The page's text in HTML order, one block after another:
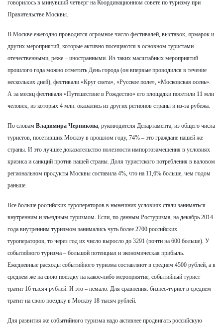
говорилось в минувший четверг на Координационном совете по туризму при
Правительстве Москвы.
В Москве ежегодно проводится огромное число фестивалей, выставок, ярмарок и
других мероприятий, которые активно посещаются в основном туристами
отечественными, реже – иностранными. Из таких масштабных мероприятий
прошлого года можно отметить День города (он впервые проводился в течение
нескольких дней), фестивали «Круг света», «Русское поле», «Московская осень».
А за месяц фестиваля «Путешествие в Рождество» его площадки посетили 11 млн
человек, из которых 4 млн. оказались из других регионов страны и из-за рубежа.
По словам Владимира Черникова , руководителя Департамента, из общего числа
туристов, посетивших Москву в прошлом году, 74% – это граждане нашей же
страны. И это лучшее доказательство полезности импортозамещения в условиях
кризиса и санкций против нашей страны. Доля туристского потребления в валовом
региональном продукты Москвы составила 4%, что на 11,6% больше, чем годом
раньше.
Все больше российских туроператоров в нынешних условиях стали заниматься
внутренним и въездным туризмом. Если, по данным Ростуризма, на декабрь 2014
года внутренним туризмом занимались чуть более 2700 российских
туроператоров, то через год их число выросло до 3291 (почти на 600 больше). У
событийного туризма – большой потенциал и экономическая прибыль.
Ежедневные расходы событийного туризма составляют в среднем 4500 рублей, а в
среднем же на свою поездку на какое-либо мероприятие, событийный турист
тратит 16 тысяч рублей. И это – немало. Для сравнения: бизнес-турист в среднем
тратит на свою поездку в Москву 18 тысяч рублей.
Для развития же событийного туризма надо активнее продвигать российскую